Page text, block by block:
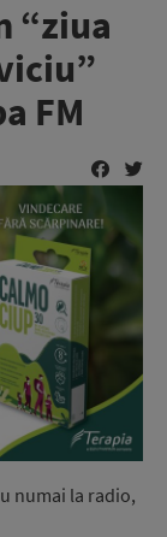
“ziua
FM
numai la radio,